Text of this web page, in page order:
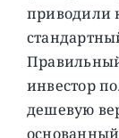
приводили
инвестор
дешевую